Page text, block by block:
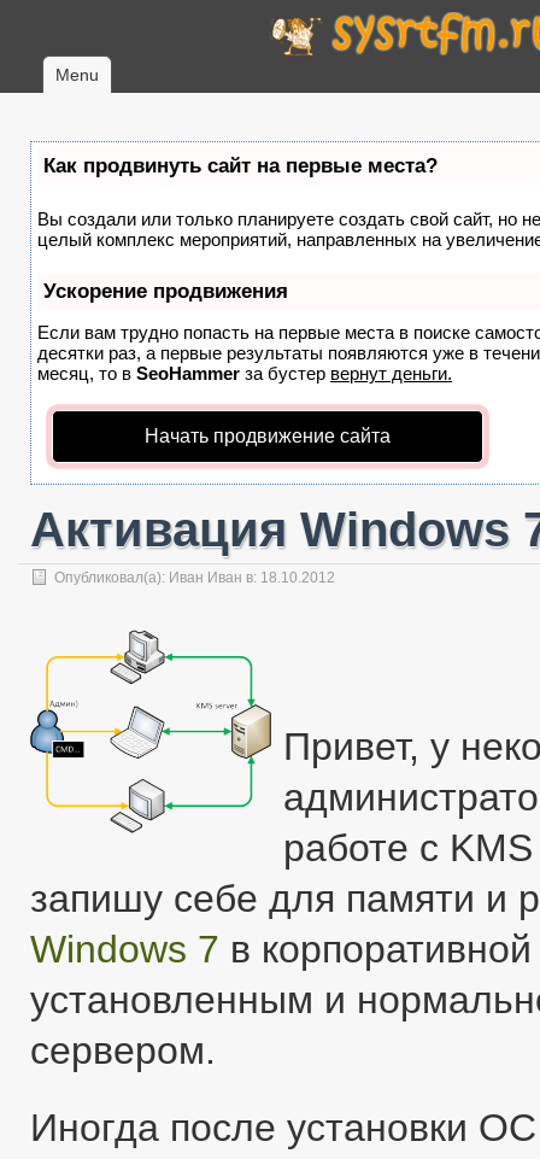
Menu
Как продвинуть сайт на первые места?
Вы создали или только планируете создать свой сайт, но
целый комплекс мероприятий, направленных на
Ускорение продвижения
Если вам трудно попасть на первые места в поиске
десятки раз, а первые результаты появляются уже в
месяц, то в SeoHammer за бустер вернут деньги.
Начать продвижение сайта
Активация Windows
Опубликовал(а): Иван Иван в: 18.10.2012
Привет, у
работе с
запишу себе для памяти и
Windows 7 в
установленным и
сервером.
Иногда после установки